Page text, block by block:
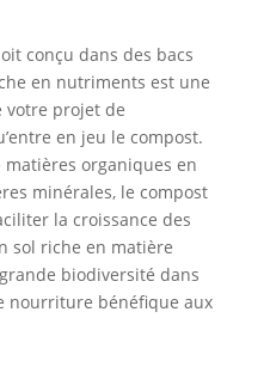
conçu dans des bacs
en nutriments est une
votre projet de
en jeu le compost.
matières organiques en
minérales, le compost
la croissance des
sol riche en matière
biodiversité dans
nourriture bénéfique aux